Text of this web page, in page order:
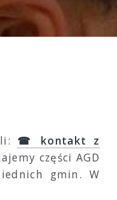
☎ kontakt z
części AGD
gmin. W